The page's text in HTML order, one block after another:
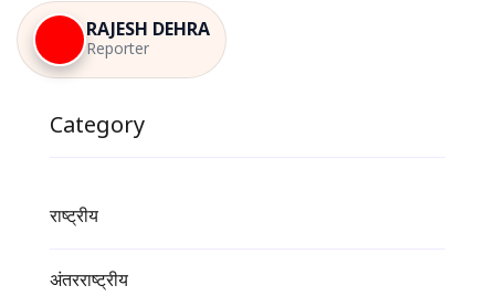
RAJESH DEHRA
Reporter
Category
राष्ट्रीय
अंतरराष्ट्रीय